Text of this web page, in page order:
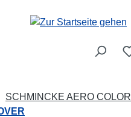
springen
SCHMINCKE AERO COLOR